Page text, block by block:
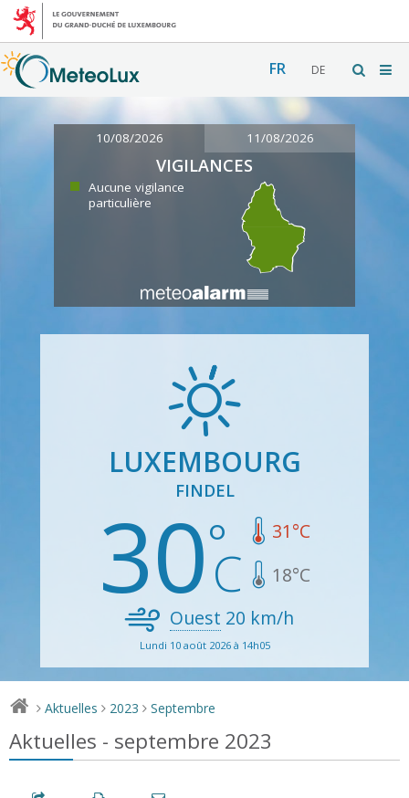
FR DE
10/08/2026 11/08/2026
VIGILANCES
Aucune vigilance
particulière
LUXEMBOURG
FINDEL
30 31°C
18°C
Ouest 20 km/h
Lundi 10 août 2026 à 14h05
> Aktuelles > 2023 > Septembre
Aktuelles - septembre 2023